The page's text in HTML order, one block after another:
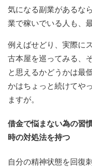
気になる副業があるな
業で稼いでいる人も、
例えばせどり、 実際に
古本屋を巡ってみる、
と思えるかどうかは最
かはちょっと続けてや
ますが。
借金で悩まない為の習
時の対処法を持つ
自分の精神状態を回復